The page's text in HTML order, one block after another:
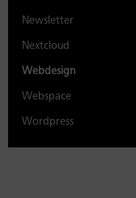
Newsletter
Nextcloud
Webdesign
Webspace
Wordpress